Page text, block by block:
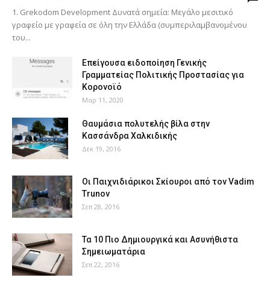
1. Grekodom Development Δυνατά σημεία: Μεγάλο μεσιτικό
γραφείο με γραφεία σε όλη την Ελλάδα (συμπεριλαμβανομένου
του...
Επείγουσα ειδοποίηση Γενικής
Γραμματείας Πολιτικής Προστασίας για
Κορονοϊό
Μαρ 11, 2020
Θαυμάσια πολυτελής βίλα στην
Κασσάνδρα Χαλκιδικής
Δεκ 19, 2016
Οι Παιχνιδιάρικοι Σκίουροι από τον Vadim
Trunov
Σεπ 28, 2016
Τα 10 Πιο Δημιουργικά και Ασυνήθιστα
Σημειωματάρια
Σεπ 22, 2016